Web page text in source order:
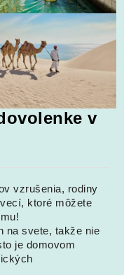
v
vzrušenia, rodiny
ktoré môžete
na svete, takže nie
je domovom